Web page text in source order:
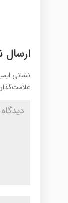
ارسال
نشانی